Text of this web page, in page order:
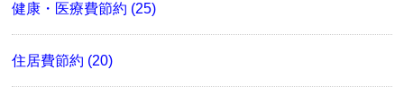
健康・医療費節約 (25)
住居費節約 (20)